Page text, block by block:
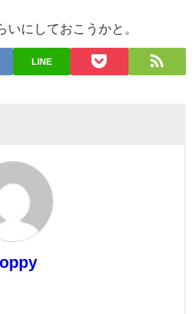
いにしておこうかと。
LINE